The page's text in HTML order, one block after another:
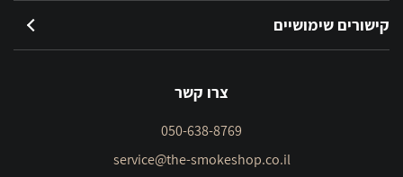
קישורים שימושיים
צרו קשר
050-638-8769
service@the-smokeshop.co.il